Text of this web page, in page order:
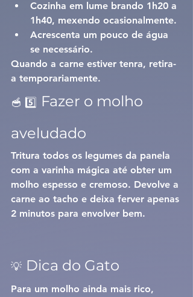
Cozinha em lume brando 1h20 a
1h40, mexendo ocasionalmente.
Acrescenta um pouco de água
se necessário.
Quando a carne estiver tenra, retira-
a temporariamente.
🥣 5️⃣ Fazer o molho
aveludado
Tritura todos os legumes da panela
com a varinha mágica até obter um
molho espesso e cremoso. Devolve a
carne ao tacho e deixa ferver apenas
2 minutos para envolver bem.
💡 Dica do Gato
Para um molho ainda mais rico,